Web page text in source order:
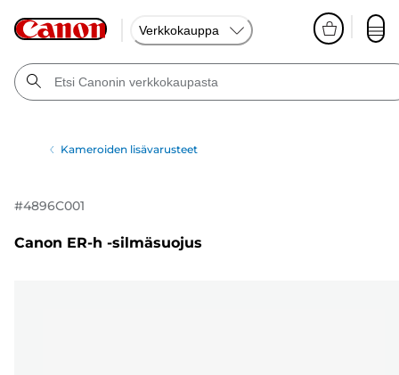
Verkkokauppa
Kameroiden lisävarusteet
#4896C001
Canon ER-h -silmäsuojus